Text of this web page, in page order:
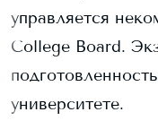
управляется
College Board.
университете.